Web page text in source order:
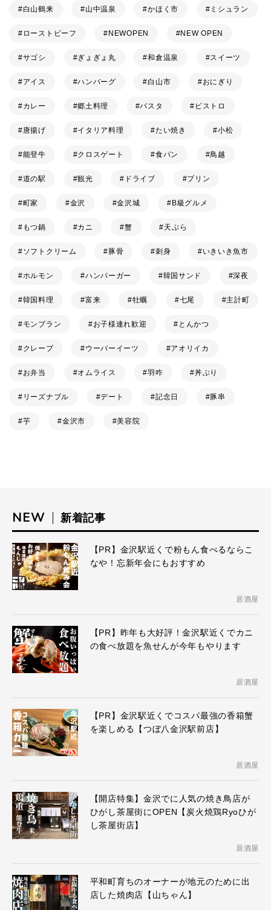
白山鶴来 山中温泉 かほく市 ミシュラン
ローストビーフ NEWOPEN NEW OPEN
サゴシ ぎょぎょ丸 和倉温泉 スイーツ
アイス ハンバーグ 白山市 おにぎり
カレー 郷土料理 パスタ ビストロ
唐揚げ イタリア料理 たい焼き 小松
能登牛 クロスゲート 食パン 鳥越
道の駅 観光 ドライブ プリン
町家 金沢 金沢城 B級グルメ
もつ鍋 カニ 蟹 天ぷら
ソフトクリーム 豚骨 刺身 いきいき魚市
ホルモン ハンバーガー 韓国サンド 深夜
韓国料理 富来 牡蠣 七尾 主計町
モンブラン お子様連れ歓迎 とんかつ
クレープ ウーバーイーツ アオリイカ
お弁当 オムライス 羽咋 丼ぶり
リーズナブル デート 記念日 豚串
芋 金沢市 美容院
NEW 新着記事
【PR】金沢駅近くで粉もん食べるならこ
なや！忘新年会にもおすすめ
居酒屋
【PR】昨年も大好評！金沢駅近くでカニ
の食べ放題を魚せんが今年もやります
居酒屋
【PR】金沢駅近くでコスパ最強の香箱蟹
を楽しめる【つぼ八金沢駅前店】
居酒屋
【開店特集】金沢でに人気の焼き鳥店が
ひがし茶屋街にOPEN【炭火焼鶏Ryoひが
し茶屋街店】
居酒屋
平和町育ちのオーナーが地元のために出
店した焼肉店【山ちゃん】